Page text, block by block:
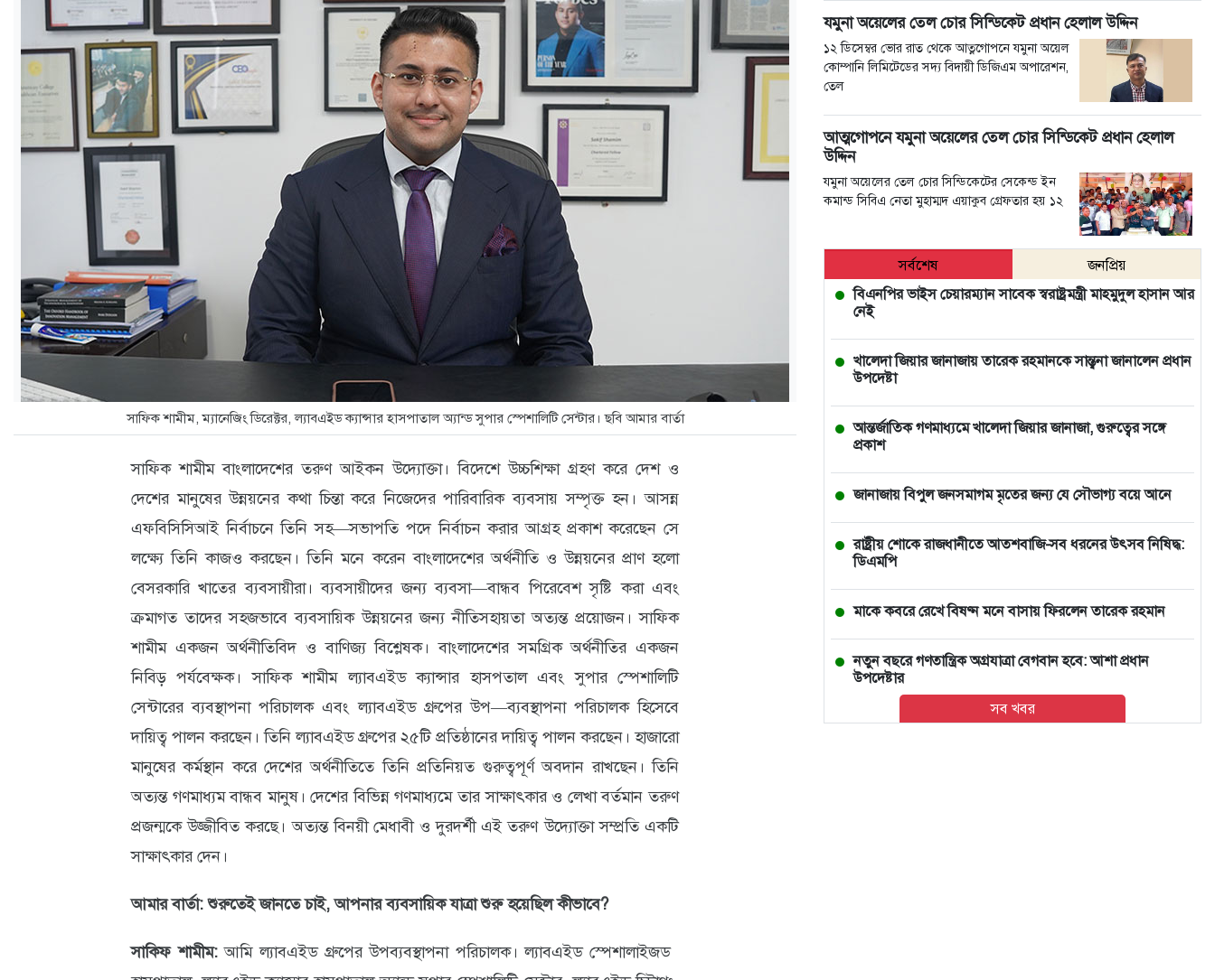
মতামত
শিক্ষা
রাজধানী
আইন-
আজকের
পত্রিকা
ক্যারিয়ার
তথ্যপ্রযুক্তি
সাফিক শামীম, ম্যানেজিং ডিরেক্টর, ল্যাবএইড ক্যান্সার হাসপাতাল অ্যান্ড সুপার স্পেশালিটি সেন্টার। ছবি আমার বার্তা
সাফিক শামীম বাংলাদেশের তরুণ আইকন উদ্যোক্তা। বিদেশে উচ্চশিক্ষা গ্রহণ করে দেশ ও
দেশের মানুষের উন্নয়নের কথা চিন্তা করে নিজেদের পারিবারিক ব্যবসায় সম্পৃক্ত হন। আসন্ন
এফবিসিসিআই নির্বাচনে তিনি সহ—সভাপতি পদে নির্বাচন করার আগ্রহ প্রকাশ করেছেন সে
লক্ষ্যে তিনি কাজও করছেন। তিনি মনে করেন বাংলাদেশের অর্থনীতি ও উন্নয়নের প্রাণ হলো
বেসরকারি খাতের ব্যবসায়ীরা। ব্যবসায়ীদের জন্য ব্যবসা—বান্ধব পিরেবেশ সৃষ্টি করা এবং
ক্রমাগত তাদের সহজভাবে ব্যবসায়িক উন্নয়নের জন্য নীতিসহায়তা অত্যন্ত প্রয়োজন। সাফিক
শামীম একজন অর্থনীতিবিদ ও বাণিজ্য বিশ্লেষক। বাংলাদেশের সমগ্রিক অর্থনীতির একজন
নিবিড় পর্যবেক্ষক। সাফিক শামীম ল্যাবএইড ক্যান্সার হাসপতাল এবং সুপার স্পেশালিটি
সেন্টারের ব্যবস্থাপনা পরিচালক এবং ল্যাবএইড গ্রুপের উপ—ব্যবস্থাপনা পরিচালক হিসেবে
দায়িত্ব পালন করছেন। তিনি ল্যাবএইড গ্রুপের ২৫টি প্রতিষ্ঠানের দায়িত্ব পালন করছেন। হাজারো
মানুষের কর্মস্থান করে দেশের অর্থনীতিতে তিনি প্রতিনিয়ত গুরুত্বপূর্ণ অবদান রাখছেন। তিনি
অত্যন্ত গণমাধ্যম বান্ধব মানুষ। দেশের বিভিন্ন গণমাধ্যমে তার সাক্ষাৎকার ও লেখা বর্তমান তরুণ
প্রজন্মকে উজ্জীবিত করছে। অত্যন্ত বিনয়ী মেধাবী ও দুরদর্শী এই তরুণ উদ্যোক্তা সম্প্রতি একটি
সাক্ষাৎকার দেন।
আমার বার্তা: শুরুতেই জানতে চাই, আপনার ব্যবসায়িক যাত্রা শুরু হয়েছিল কীভাবে?
সাকিফ শামীম:আমি ল্যাবএইড গ্রুপের উপব্যবস্থাপনা পরিচালক। ল্যাবএইড স্পেশালাইজড
যমুনা অয়েলের তেল চোর সিন্ডিকেট প্রধান হেলাল উদ্দিন
১২ ডিসেম্বর ভোর রাত থেকে আত্নগোপনে যমুনা অয়েল
কোম্পানি লিমিটেডের সদ্য বিদায়ী ডিজিএম অপারেশন,
তেল
আত্মগোপনে যমুনা অয়েলের তেল চোর সিন্ডিকেট প্রধান হেলাল
উদ্দিন
যমুনা অয়েলের তেল চোর সিন্ডিকেটের সেকেন্ড ইন
কমান্ড সিবিএ নেতা মুহাম্মদ এয়াকুব গ্রেফতার হয় ১২
সর্বশেষ
জনপ্রিয়
বিএনপির ভাইস চেয়ারম্যান সাবেক স্বরাষ্ট্রমন্ত্রী মাহমুদুল হাসান আর
নেই
খালেদা জিয়ার জানাজায় তারেক রহমানকে সান্ত্বনা জানালেন প্রধান
উপদেষ্টা
আন্তর্জাতিক গণমাধ্যমে খালেদা জিয়ার জানাজা, গুরুত্বের সঙ্গে
প্রকাশ
জানাজায় বিপুল জনসমাগম মৃতের জন্য যে সৌভাগ্য বয়ে আনে
রাষ্ট্রীয় শোকে রাজধানীতে আতশবাজি-সব ধরনের উৎসব নিষিদ্ধ:
ডিএমপি
মাকে কবরে রেখে বিষণ্ন মনে বাসায় ফিরলেন তারেক রহমান
নতুন বছরে গণতান্ত্রিক অগ্রযাত্রা বেগবান হবে: আশা প্রধান
উপদেষ্টার
ভারতে চলন্ত ভ্যানে তরুণীকে সংঘবদ্ধ ধর্ষণ, ২ ঘণ্টা পর রাস্তায়
সব খবর